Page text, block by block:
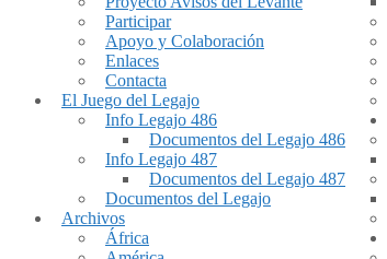
Participar
Apoyo y Colaboración
Enlaces
Contacta
El Juego del Legajo
Info Legajo 486
Documentos del Legajo 486
Info Legajo 487
Documentos del Legajo 487
Documentos del Legajo
Archivos
África